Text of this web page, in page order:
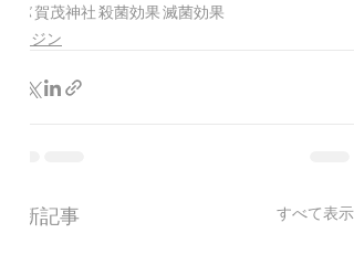
ヒバ賀茂神社殺菌効果滅菌効果
のとジン
最新記事 すべて表示